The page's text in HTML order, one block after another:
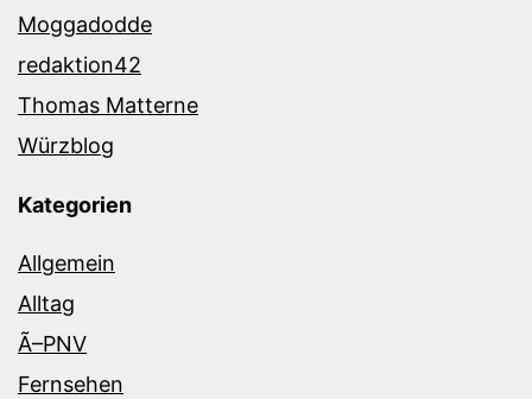
Moggadodde
redaktion42
Thomas Matterne
Würzblog
Kategorien
Allgemein
Alltag
Ã–PNV
Fernsehen